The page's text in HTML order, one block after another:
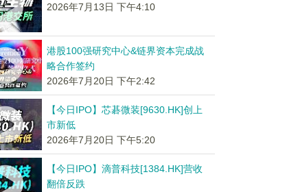
2026年7月13日 下午4:10
港股100强研究中心&链界资本完成战
略合作签约
2026年7月20日 下午2:42
【今日IPO】芯碁微装[9630.HK]创上
市新低
2026年7月20日 下午5:20
【今日IPO】滴普科技[1384.HK]营收
翻倍反跌